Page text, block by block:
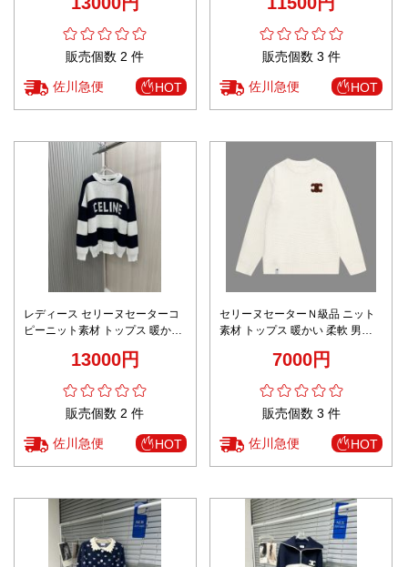
販売個数 2 件
佐川急便 HOT
販売個数 3 件
佐川急便 HOT
レディース セリーヌセーターコ
ピーニット素材 トップス 暖かい
13000円
販売個数 2 件
佐川急便 HOT
セリーヌセーターＮ級品 ニット
素材 トップス 暖かい 柔軟 男女
7000円
販売個数 3 件
佐川急便 HOT